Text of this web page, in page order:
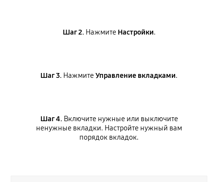
Шаг 2. Нажмите Настройки.
Шаг 3. НажмитеУправление вкладками.
Шаг 4. Включите нужные или выключите
ненужные вкладки. Настройте нужный вам
порядок вкладок.